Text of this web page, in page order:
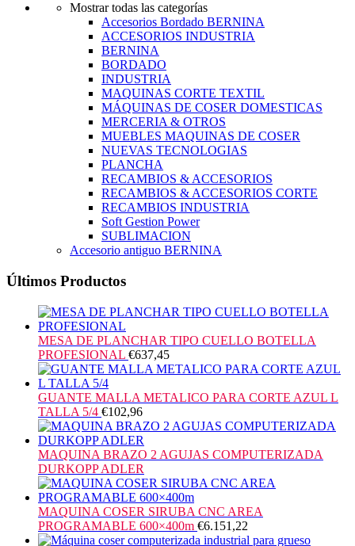
Mostrar todas las categorías
Accesorios Bordado BERNINA
ACCESORIOS INDUSTRIA
BERNINA
BORDADO
INDUSTRIA
MAQUINAS CORTE TEXTIL
MÁQUINAS DE COSER DOMESTICAS
MERCERIA & OTROS
MUEBLES MAQUINAS DE COSER
NUEVAS TECNOLOGIAS
PLANCHA
RECAMBIOS & ACCESORIOS
RECAMBIOS & ACCESORIOS CORTE
RECAMBIOS INDUSTRIA
Soft Gestion Power
SUBLIMACION
Accesorio antiguo BERNINA
Últimos Productos
MESA DE PLANCHAR TIPO CUELLO BOTELLA
PROFESIONAL €637,45
GUANTE MALLA METALICO PARA CORTE AZUL L
TALLA 5/4 €102,96
MAQUINA BRAZO 2 AGUJAS COMPUTERIZADA
DURKOPP ADLER
MAQUINA COSER SIRUBA CNC AREA
PROGRAMABLE 600×400m €6.151,22